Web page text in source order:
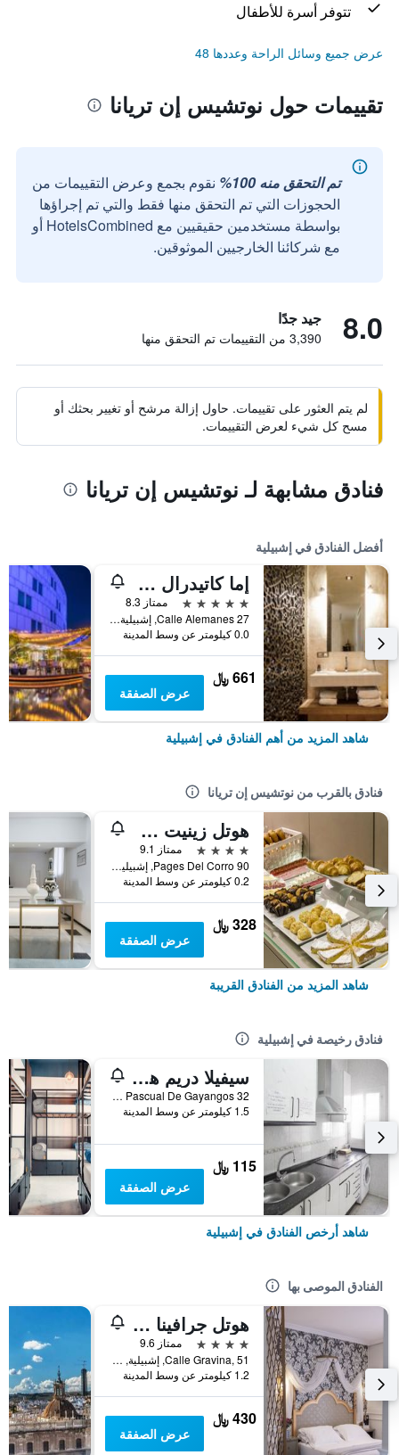
تتوفر أسرة للأطفال
عرض جميع وسائل الراحة وعددها 48
تقييمات حول نوتشيس إن تريانا
تم التحقق منه 100%
نقوم بجمع وعرض التقييمات من
الحجوزات التي تم التحقق منها فقط والتي تم إجراؤها
بواسطة مستخدمين حقيقيين مع HotelsCombined أو
مع شركائنا الخارجيين الموثوقين.
8.0 جيد جدًا
3,390 من التقييمات تم التحقق منها
لم يتم العثور على تقييمات. حاول إزالة مرشح أو تغيير بحثك أو
مسح كل شيء لعرض التقييمات.
فنادق مشابهة لـ نوتشيس إن تريانا
أفضل الفنادق في إشبيلية
إما كاتيدرال ميرسر هوتل
5 نجوم
ممتاز 8.3
Calle Alemanes 27, إشبيلية, منطقة أندلوسيا, أسبانيا
0.0 كيلومتر عن وسط المدينة
661 ﷼
عرض الصفقة
شاهد المزيد من أهم الفنادق في إشبيلية
فنادق بالقرب من نوتشيس إن تريانا
هوتل زينيت سيفيلا
4 نجوم
ممتاز 9.1
Pages Del Corro 90, إشبيلية, منطقة أندلوسيا, أسبانيا
0.2 كيلومتر عن وسط المدينة
328 ﷼
عرض الصفقة
شاهد المزيد من الفنادق القريبة
فنادق رخيصة في إشبيلية
سيفيلا دريم هوستل
Calle Pascual De Gayangos 32, إشبيلية, منطقة أندلوسيا, أسبانيا
1.5 كيلومتر عن وسط المدينة
115 ﷼
عرض الصفقة
شاهد أرخص الفنادق في إشبيلية
الفنادق الموصى بها
هوتل جرافينا 51
4 نجوم
ممتاز 9.6
Calle Gravina, 51, إشبيلية, منطقة أندلوسيا, أسبانيا
1.2 كيلومتر عن وسط المدينة
430 ﷼
عرض الصفقة